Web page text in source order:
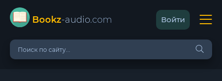
Bookz-audio.com Войти